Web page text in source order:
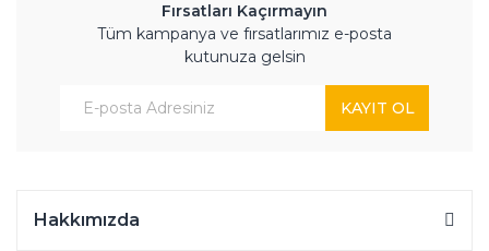
Fırsatları Kaçırmayın
Tüm kampanya ve fırsatlarımız e-posta
kutunuza gelsin
KAYIT OL
Hakkımızda